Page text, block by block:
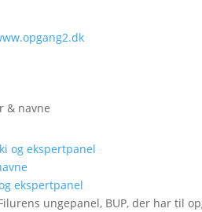
& navne
ekspertpanel
ungepanel, BUP, der har til